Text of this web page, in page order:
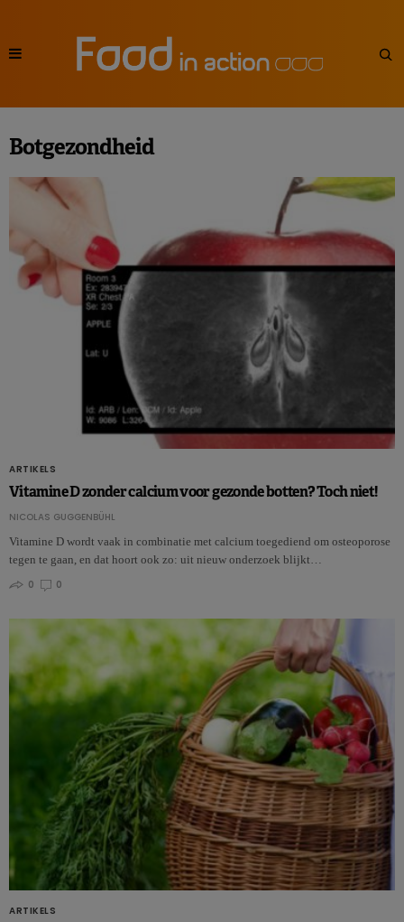
Botgezondheid
ARTIKELS
Vitamine D zonder calcium voor gezonde botten? Toch niet!
NICOLAS GUGGENBÜHL
Vitamine D wordt vaak in combinatie met calcium toegediend om osteoporose
tegen te gaan, en dat hoort ook zo: uit nieuw onderzoek blijkt…
0
0
ARTIKELS